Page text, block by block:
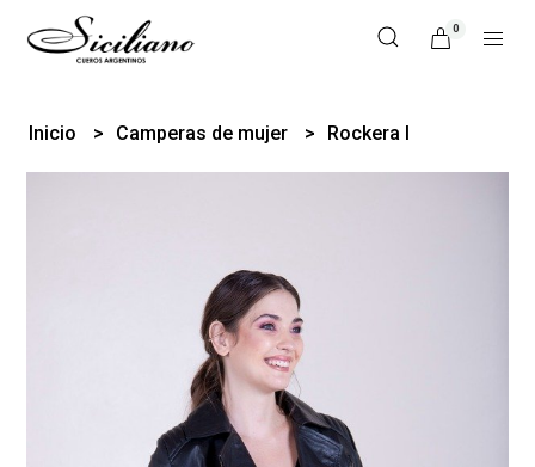
0
Inicio Camperas de mujer Rockera I